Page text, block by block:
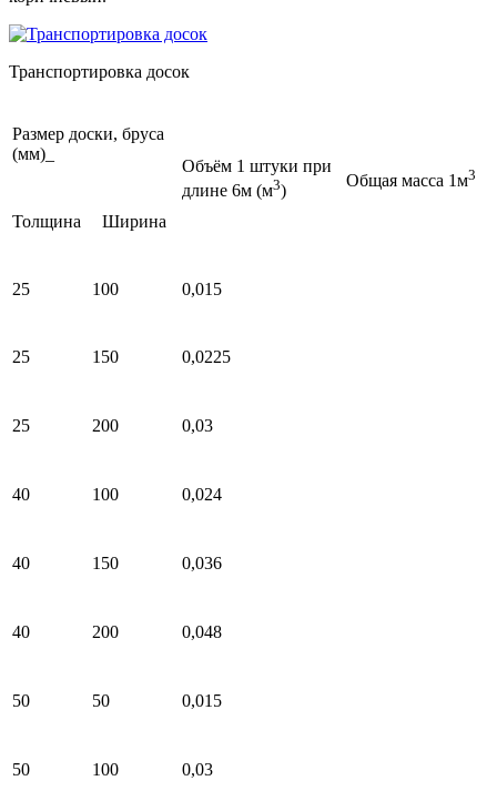
Транспортировка досок
Размер доски, бруса
(мм)_
Объём 1 штуки при
длине 6м (м3)
Общая масса 1м3
Толщина Ширина
25 100 0,015
25 150 0,0225
25 200 0,03
40 100 0,024
40 150 0,036
40 200 0,048
50 50 0,015
50 100 0,03